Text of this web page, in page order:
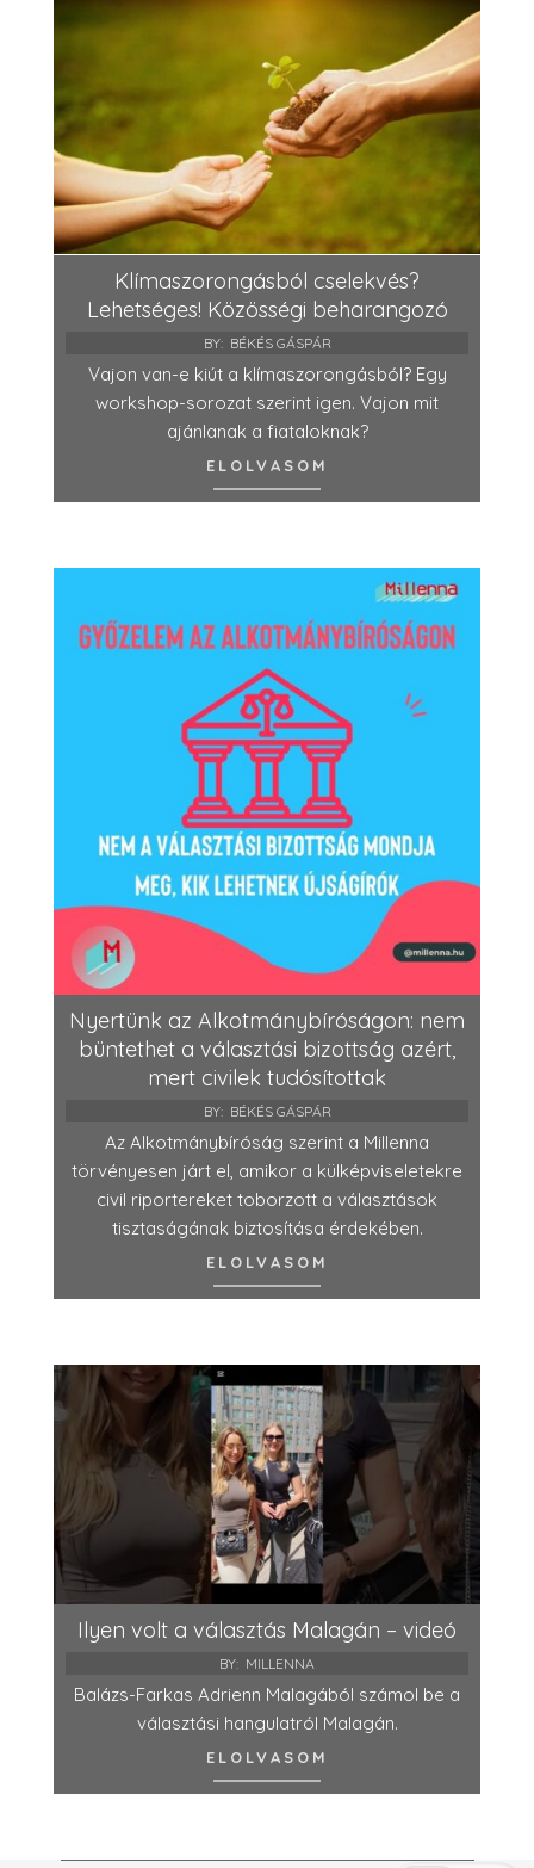
Klímaszorongásból cselekvés?
Lehetséges! Közösségi beharangozó
BY: BÉKÉS GÁSPÁR
Vajon van-e kiút a klímaszorongásból? Egy
workshop-sorozat szerint igen. Vajon mit
ajánlanak a fiataloknak?
ELOLVASOM
Nyertünk az Alkotmánybíróságon: nem
büntethet a választási bizottság azért,
mert civilek tudósítottak
BY: BÉKÉS GÁSPÁR
Az Alkotmánybíróság szerint a Millenna
törvényesen járt el, amikor a külképviseletekre
civil riportereket toborzott a választások
tisztaságának biztosítása érdekében.
ELOLVASOM
Ilyen volt a választás Malagán – videó
BY: MILLENNA
Balázs-Farkas Adrienn Malagából számol be a
választási hangulatról Malagán.
ELOLVASOM